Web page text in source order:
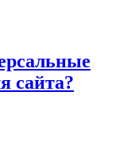
сайта?